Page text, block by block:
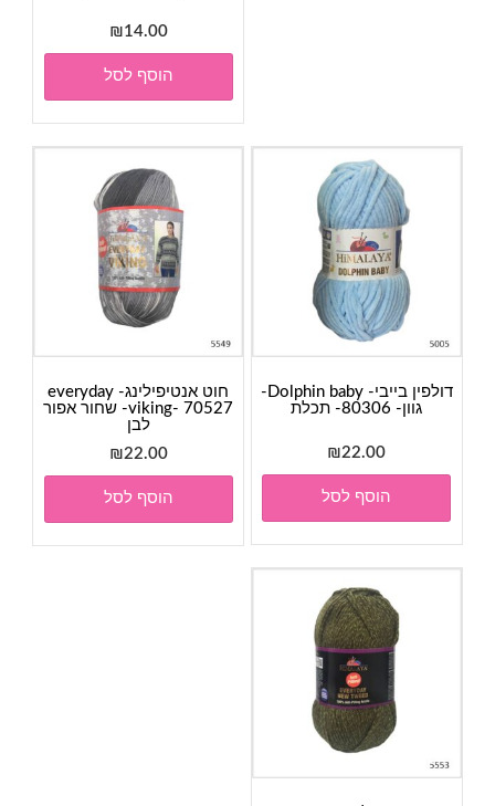
₪14.00
הוסף לסל
חוט אנטיפילינג- everyday
viking- 70527- שחור אפור
לבן
₪22.00
הוסף לסל
דולפין בייבי- Dolphin baby-
גוון- 80306- תכלת
₪22.00
הוסף לסל